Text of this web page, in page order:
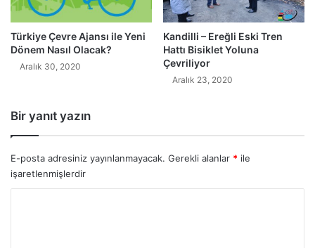
Türkiye Çevre Ajansı ile Yeni
Dönem Nasıl Olacak?
Aralık 30, 2020
Kandilli – Ereğli Eski Tren
Hattı Bisiklet Yoluna
Çevriliyor
Aralık 23, 2020
Bir yanıt yazın
E-posta adresiniz yayınlanmayacak. Gerekli alanlar * ile
işaretlenmişlerdir